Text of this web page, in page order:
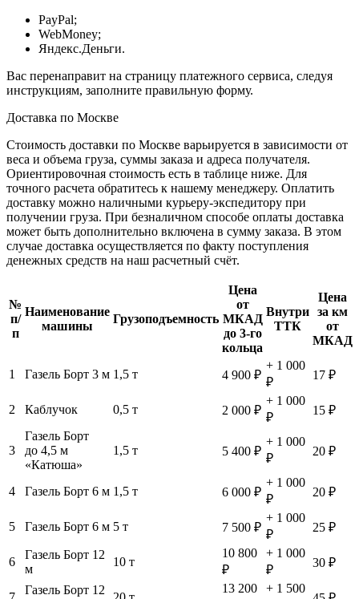
PayPal;
WebMoney;
Яндекс.Деньги.
Вас перенаправит на страницу платежного сервиса, следуя
инструкциям, заполните правильную форму.
Доставка по Москве
Стоимость доставки по Москве варьируется в зависимости от
веса и объема груза, суммы заказа и адреса получателя.
Ориентировочная стоимость есть в таблице ниже. Для
точного расчета обратитесь к нашему менеджеру. Оплатить
доставку можно наличными курьеру-экспедитору при
получении груза. При безналичном способе оплаты доставка
может быть дополнительно включена в сумму заказа. В этом
случае доставка осуществляется по факту поступления
денежных средств на наш расчетный счёт.
№
п/
п
Наименование
машины
Грузоподъемность
Цена
от
МКАД
до 3-го
кольца
Внутри
ТТК
Цена
за км
от
МКАД
1 Газель Борт 3 м 1,5 т 4 900 ₽
+ 1 000
₽
17 ₽
2 Каблучок 0,5 т 2 000 ₽
+ 1 000
₽
15 ₽
3
Газель Борт
до 4,5 м
«Катюша»
1,5 т 5 400 ₽
+ 1 000
₽
20 ₽
4 Газель Борт 6 м 1,5 т 6 000 ₽
+ 1 000
₽
20 ₽
5 Газель Борт 6 м 5 т 7 500 ₽
+ 1 000
₽
25 ₽
6
Газель Борт 12
м
10 т
10 800
₽
+ 1 000
₽
30 ₽
Газель Борт 12
13 200
+ 1 500